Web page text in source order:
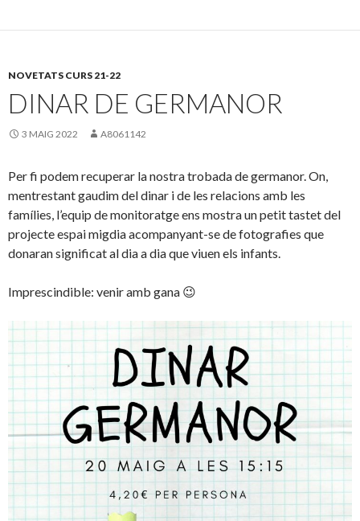
NOVETATS CURS 21-22
DINAR DE GERMANOR
3 MAIG 2022 A8061142
Per fi podem recuperar la nostra trobada de germanor. On,
mentrestant gaudim del dinar i de les relacions amb les
famílies, l’equip de monitoratge ens mostra un petit tastet del
projecte espai migdia acompanyant-se de fotografies que
donaran significat al dia a dia que viuen els infants.
Imprescindible: venir amb gana 😉